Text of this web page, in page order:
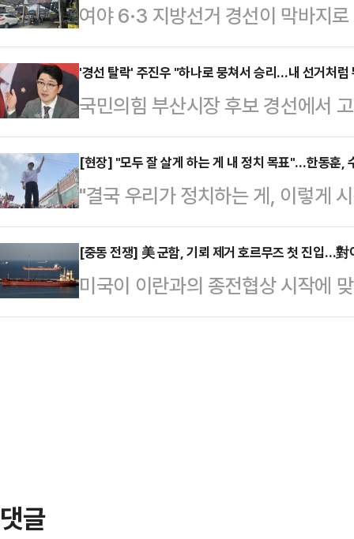
치한 2등은 77명으로 6514만원씩
3079명으로 1인당 당첨금은 162
만733명으로 고정 당첨금 5만원
256만905명에게는 고정 당첨금
여야 6·3 지방선거 경선이 막바지
청남도 민심의 향배에 관심이 쏠리
찾은 충남 최대 도시이자 스윙 지역
모두에 회의적인 분위기였다. 보수
와 국민의힘 내 갈등의 영향으로 보
었다.현재 민주당에선 양승조 전 충
있다. 국민의힘은 지난달 김태흠 충
확정했다.천안역 앞…
'경선 탈락' 주진우 "하나로 뭉쳐서 승리…내 선거처럼
국민의힘 부산시장 후보 경선에서
본선 승리를 돕겠다고 밝혔다.주진
북에 부산시민과 국민의힘 당원을
사드린다"며 "박형준 시장님께도
"새로운 부산, 새로운 정치에 대한
들의 뜻을 깊이 새기겠다. 저는 늘
힘과 대한민국을 지키기 위해 선봉
하나로 뭉쳐서 승…
[현장] "모두 잘 살게 하는 게 내 정치 목표"…한동훈,
"결국 우리가 정치하는 게, 이렇게
분들 등 모두 잘 사게 하자는 게 나
거웠다."부산 북구갑 출마가 유력
'보수의 심장' 대구에서 시작한 전
'정치 1번지' 수원에서 마무리했다.
[중동 전쟁] 美 군함, 기뢰 제거 호르무즈 첫 진입…對
미국이 이란과의 종전협상 시작에
했다. 미국과 이란의 종전 협상이
댓글